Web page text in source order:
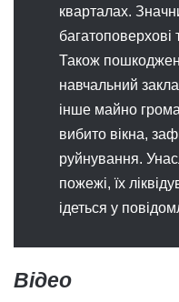
кварталах.
багатоповерхові
Також
навчальний
інше майно
вибито вікна,
руйнування.
пожежі, їх
ідеться у
Відео